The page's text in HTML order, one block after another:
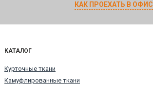
КАК ПРОЕХАТЬ В ОФИС
КАТАЛОГ
Курточные ткани
Камуфлированные ткани